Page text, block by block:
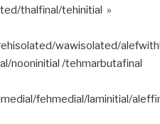
thalfinal/tehinitial »
wawisolated/
nooninitial /tehmarbutafinal
fehmedial/laminitial/